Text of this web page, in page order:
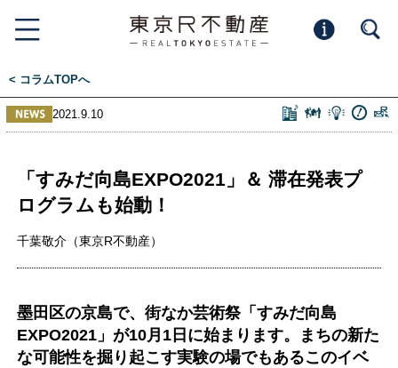
< コラムTOPへ
2021.9.10
「すみだ向島EXPO2021」＆ 滞在発表プ
ログラムも始動！
千葉敬介（東京R不動産）
墨田区の京島で、街なか芸術祭「すみだ向島
EXPO2021」が10月1日に始まります。まちの新た
な可能性を掘り起こす実験の場でもあるこのイベ